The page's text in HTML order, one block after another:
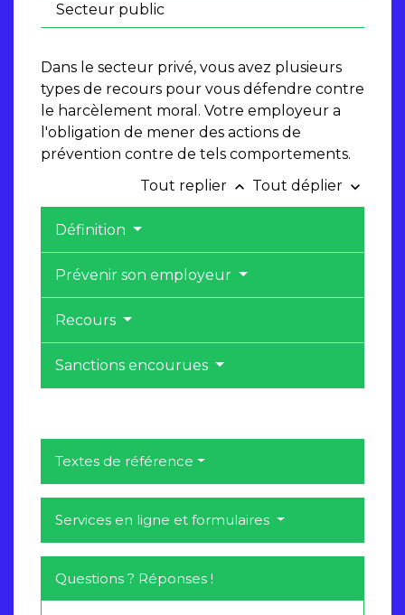
Secteur public
Dans le secteur privé, vous avez plusieurs
types de recours pour vous défendre contre
le harcèlement moral. Votre employeur a
l'obligation de mener des actions de
prévention contre de tels comportements.
Tout replier keyboard_arrow_up Tout déplier keyboard_arrow_down
Définition
Prévenir son employeur
Recours
Sanctions encourues
Textes de référence
Services en ligne et formulaires
Questions ? Réponses !